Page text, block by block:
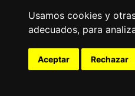
Usamos cookies y
adecuados, para
Aceptar Rechazar